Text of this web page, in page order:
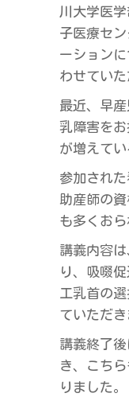
川大学医
子医療セ
ーション
わせていた
最近、早
乳障害を
が増えてい
参加された
助産師の
も多くおら
講義内容
り、吸啜
工乳首の
ていただき
講義終了
き、こち
りました。